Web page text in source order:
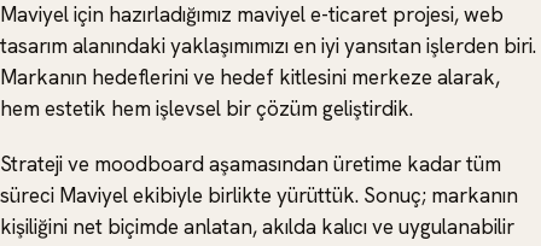
Maviyel için hazırladığımız maviyel e-ticaret projesi, web
tasarım alanındaki yaklaşımımızı en iyi yansıtan işlerden biri.
Markanın hedeflerini ve hedef kitlesini merkeze alarak,
hem estetik hem işlevsel bir çözüm geliştirdik.
Strateji ve moodboard aşamasından üretime kadar tüm
süreci Maviyel ekibiyle birlikte yürüttük. Sonuç; markanın
kişiliğini net biçimde anlatan, akılda kalıcı ve uygulanabilir